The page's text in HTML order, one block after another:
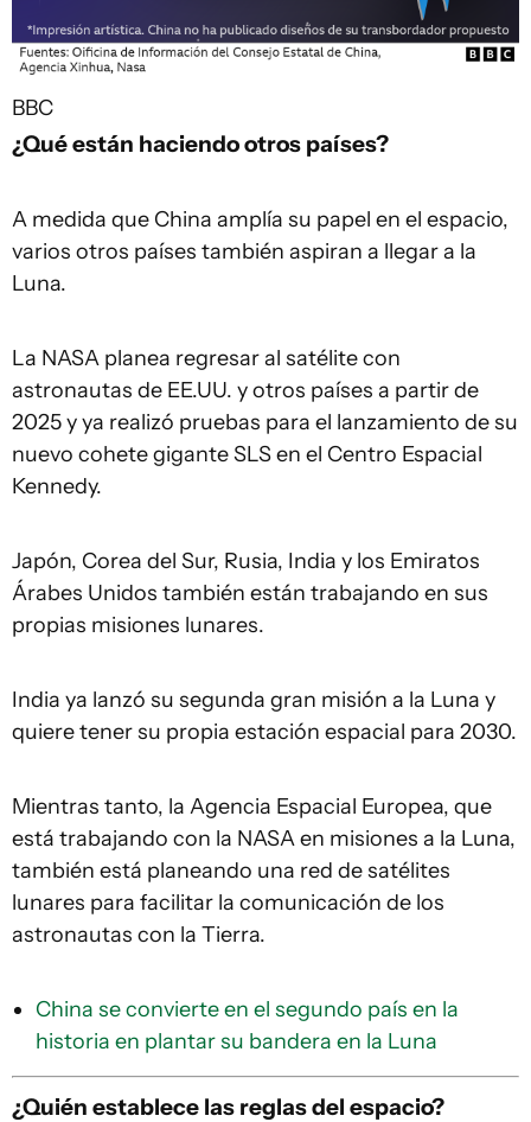
BBC
¿Qué están haciendo otros países?
A medida que China amplía su papel en el espacio,
varios otros países también aspiran a llegar a la
Luna.
La NASA planea regresar al satélite con
astronautas de EE.UU. y otros países a partir de
2025 y ya realizó pruebas para el lanzamiento de su
nuevo cohete gigante SLS en el Centro Espacial
Kennedy.
Japón, Corea del Sur, Rusia, India y los Emiratos
Árabes Unidos también están trabajando en sus
propias misiones lunares.
India ya lanzó su segunda gran misión a la Luna y
quiere tener su propia estación espacial para 2030.
Mientras tanto, la Agencia Espacial Europea, que
está trabajando con la NASA en misiones a la Luna,
también está planeando una red de satélites
lunares para facilitar la comunicación de los
astronautas con la Tierra.
China se convierte en el segundo país en la
historia en plantar su bandera en la Luna
¿Quién establece las reglas del espacio?